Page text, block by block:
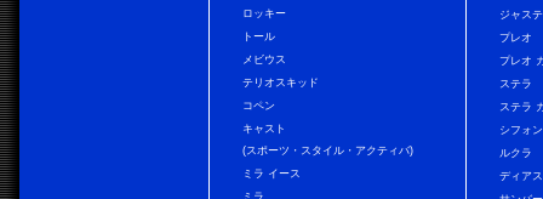
ロッキー
トール
メビウス
テリオスキッド
コペン
キャスト
(スポーツ・スタイル・アクティバ)
ミラ イース
ジャス
プレオ
プレオ
ステラ
ステラ
シフォ
ルクラ
ディア